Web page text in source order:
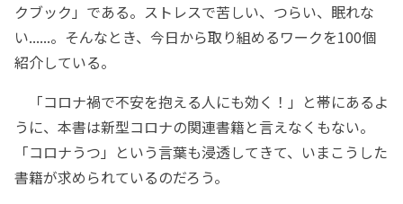
クブック」である。ストレスで苦しい、つらい、眠れな
い......。そんなとき、今日から取り組めるワークを100個
紹介している。
「コロナ禍で不安を抱える人にも効く！」と帯にあるよ
うに、本書は新型コロナの関連書籍と言えなくもない。
「コロナうつ」という言葉も浸透してきて、いまこうした
書籍が求められているのだろう。